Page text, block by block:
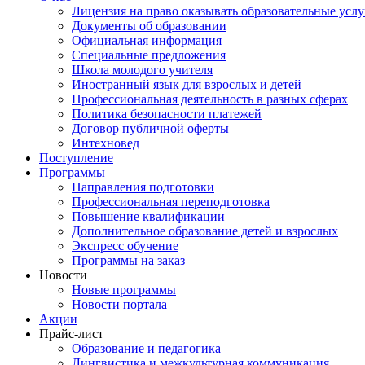
Лицензия на право оказывать образовательные
Документы об образовании
Официальная информация
Специальные предложения
Школа молодого учителя
Иностранный язык для взрослых и детей
Профессиональная деятельность в разных сферах
Политика безопасности платежей
Договор публичной оферты
Интехновед
Поступление
Программы
Направления подготовки
Профессиональная переподготовка
Повышение квалификации
Дополнительное образование детей и взрослых
Экспресс обучение
Программы на заказ
Новости
Новые программы
Новости портала
Акции
Прайс-лист
Образование и педагогика